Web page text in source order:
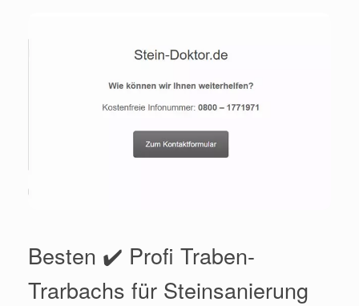
Besten ✔️ Profi Traben-
Trarbachs für Steinsanierung